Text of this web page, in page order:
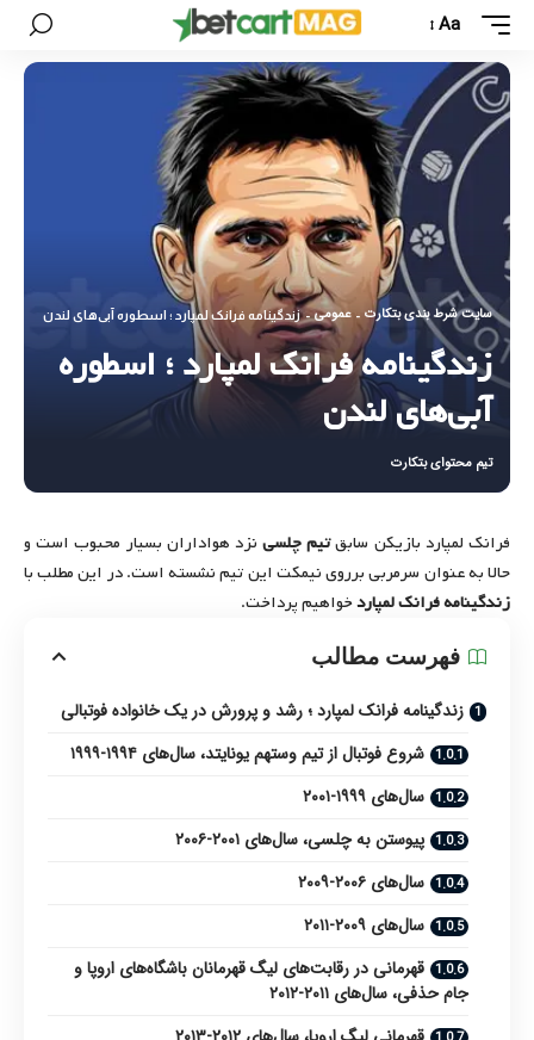
Aa
سایت شرط بندی بتکارت - عمومی - زندگینامه فرانک لمپارد ؛ اسطوره‌ آبی‌های لندن
زندگینامه فرانک لمپارد ؛ اسطوره‌
آبی‌های لندن
تیم محتوای بتکارت
فرانک لمپارد بازیکن سابقتیم چلسینزد هواداران بسیار محبوب است و
حالا به عنوان سرمربی برروی نیمکت این تیم نشسته است. در این مطلب با
زندگینامه فرانک لمپاردخواهیم پرداخت.
فهرست مطالب
زندگینامه فرانک لمپارد ؛ رشد و پرورش در یک خانواده فوتبالی
شروع فوتبال از تیم وستهم یونایتد، سال‌های ۱۹۹۴-۱۹۹۹
سال‌های ۱۹۹۹-۲۰۰۱
پیوستن به چلسی، سال‌های ۲۰۰۱-۲۰۰۶
سال‌های ۲۰۰۶-۲۰۰۹
سال‌های ۲۰۰۹-۲۰۱۱
قهرمانی در رقابت‌های لیگ قهرمانان باشگاه‌های اروپا و
جام حذفی، سال‌های ۲۰۱۱-۲۰۱۲